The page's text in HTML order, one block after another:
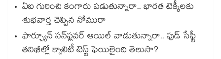
ఏఐ గురించి కంగారు పడుతున్నారా.. భారత టెక్కీలకు
శుభవార్త చెప్పిన నోమురా
ఫార్చ్యూన్ సన్‌ఫ్లవర్ ఆయిల్ వాడుతున్నారా.. ఫుడ్ సేఫ్టీ
తనిఖీల్లో క్వాలిటీ టెస్ట్ ఫెయిలైంది తెలుసా?